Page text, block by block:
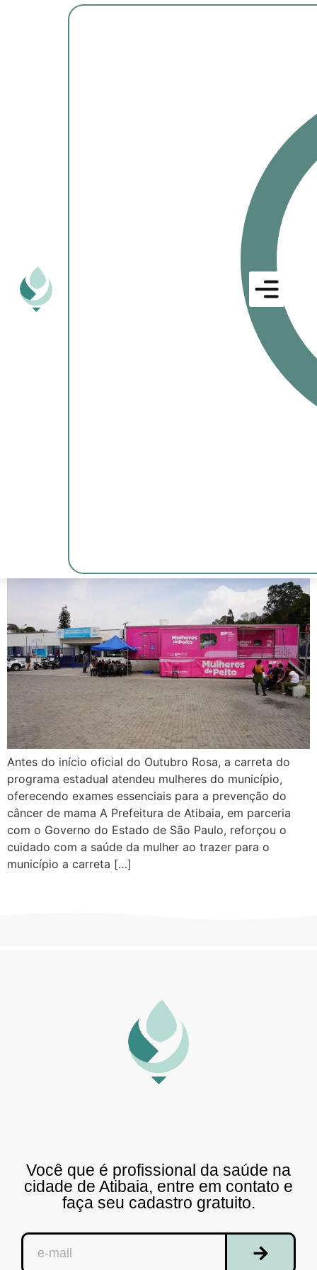
Antes do início oficial do Outubro Rosa, a carreta do
programa estadual atendeu mulheres do município,
oferecendo exames essenciais para a prevenção do
câncer de mama A Prefeitura de Atibaia, em parceria
com o Governo do Estado de São Paulo, reforçou o
cuidado com a saúde da mulher ao trazer para o
município a carreta […]
Você que é profissional da saúde na
cidade de Atibaia, entre em contato e
faça seu cadastro gratuito.